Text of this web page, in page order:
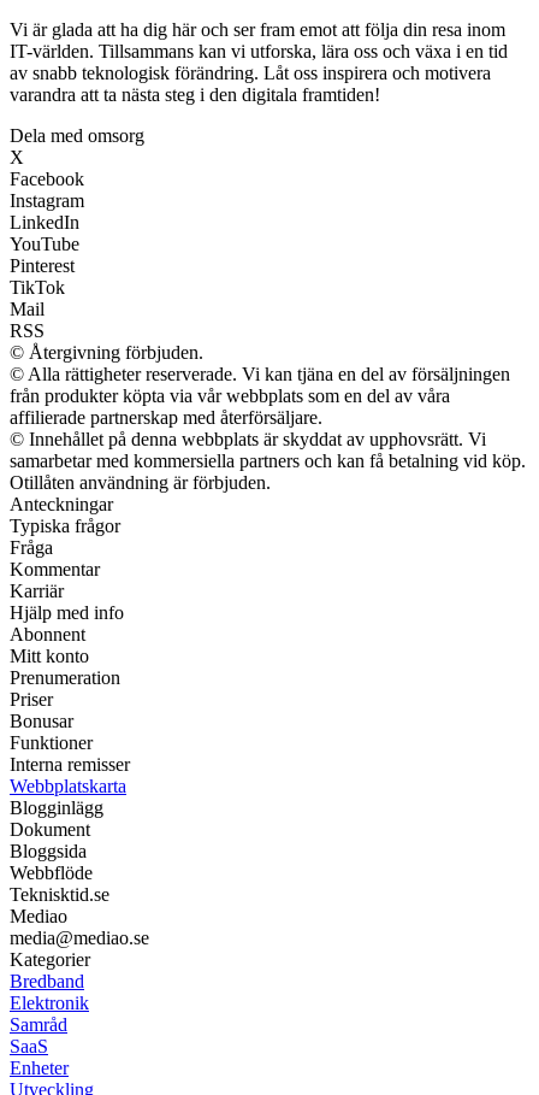
Vi är glada att ha dig här och ser fram emot att följa din resa inom
IT-världen. Tillsammans kan vi utforska, lära oss och växa i en tid
av snabb teknologisk förändring. Låt oss inspirera och motivera
varandra att ta nästa steg i den digitala framtiden!
Dela med omsorg
X
Facebook
Instagram
LinkedIn
YouTube
Pinterest
TikTok
Mail
RSS
© Återgivning förbjuden.
© Alla rättigheter reserverade. Vi kan tjäna en del av försäljningen
från produkter köpta via vår webbplats som en del av våra
affilierade partnerskap med återförsäljare.
© Innehållet på denna webbplats är skyddat av upphovsrätt. Vi
samarbetar med kommersiella partners och kan få betalning vid köp.
Otillåten användning är förbjuden.
Anteckningar
Typiska frågor
Fråga
Kommentar
Karriär
Hjälp med info
Abonnent
Mitt konto
Prenumeration
Priser
Bonusar
Funktioner
Interna remisser
Webbplatskarta
Blogginlägg
Dokument
Bloggsida
Webbflöde
Teknisktid.se
Mediao
media@mediao.se
Kategorier
Bredband
Elektronik
Samråd
SaaS
Enheter
Utveckling